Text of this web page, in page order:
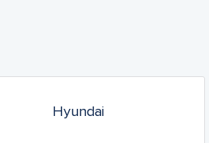
Hyundai